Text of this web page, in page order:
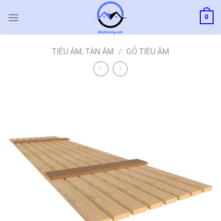
qua
0
TIÊU ÂM, TÁN ÂM / GỖ TIÊU ÂM